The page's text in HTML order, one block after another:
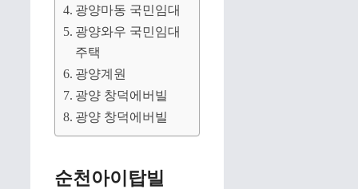
광양마동 국민임대
광양와우 국민임대
주택
광양계원
광양 창덕에버빌
광양 창덕에버빌
순천아이탑빌